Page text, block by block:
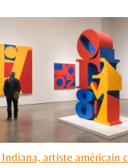
artiste américain